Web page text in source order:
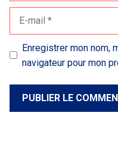
Enregistrer mon nom,
navigateur pour mon